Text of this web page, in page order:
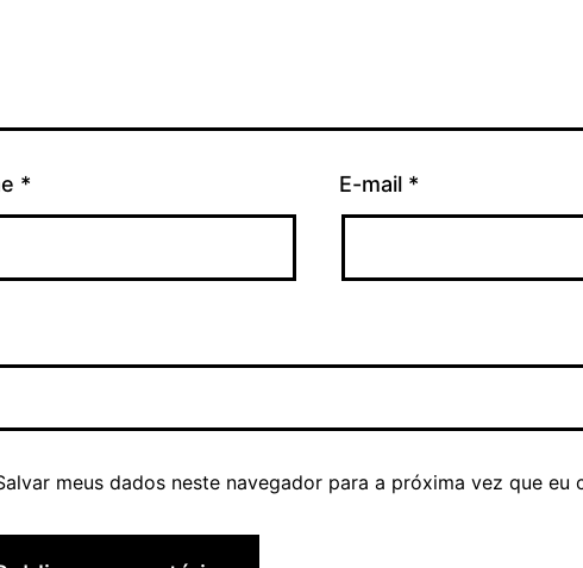
* E-mail *
meus dados neste navegador para a próxima vez que eu